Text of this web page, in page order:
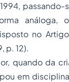
passando-
análoga,
no
p. 12).
quando da
em